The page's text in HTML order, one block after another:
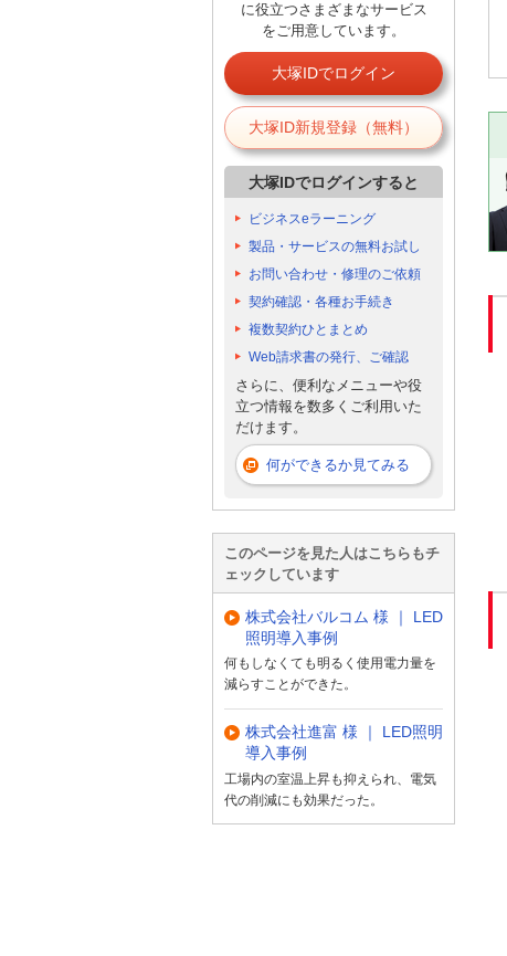
に役立つさまざまなサービス
をご用意しています。
大塚IDでログイン
大塚ID新規登録（無料）
大塚IDでログインすると
ビジネスeラーニング
製品・サービスの無料お試し
お問い合わせ・修理のご依頼
契約確認・各種お手続き
複数契約ひとまとめ
Web請求書の発行、ご確認
さらに、便利なメニューや役
立つ情報を数多くご利用いた
だけます。
何ができるか見てみる
このページを見た人はこちらもチ
ェックしています
株式会社バルコム 様 ｜ LED
照明導入事例
何もしなくても明るく使用電力量を
減らすことができた。
株式会社進富 様 ｜ LED照明
導入事例
工場内の室温上昇も抑えられ、電気
代の削減にも効果だった。